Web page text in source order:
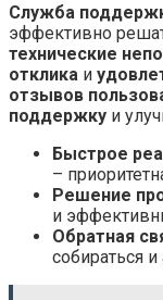
Служба
эффективно
технические
отклика и
отзывов
поддержку и
Быстрое
–
Решение
и
Обратная
собираться и